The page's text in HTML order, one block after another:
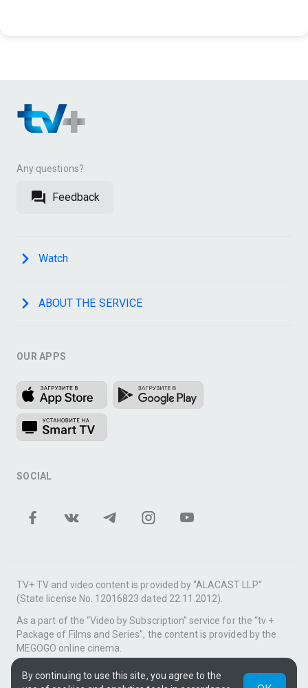
Any questions?
Feedback
Watch
ABOUT THE SERVICE
OUR APPS
SOCIAL
TV+ TV and video content is provided by “ALACAST LLP”
(State license No. 12016823 dated 22.11.2012).
As a part of the “Video by Subscription” service for the “tv +
Package of Films and Series”, the content is provided by the
MEGOGO online cinema.
Support: tvplus@telecom.kz
By continuing to use this site, you agree to the